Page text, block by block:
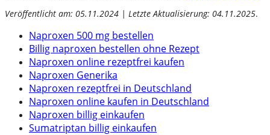
Veröffentlicht am: 05.11.2024 | Letzte Aktualisierung: 04.11.2025.
Naproxen 500 mg bestellen
Billig naproxen bestellen ohne Rezept
Naproxen online rezeptfrei kaufen
Naproxen Generika
Naproxen rezeptfrei in Deutschland
Naproxen online kaufen in Deutschland
Naproxen billig einkaufen
Sumatriptan billig einkaufen